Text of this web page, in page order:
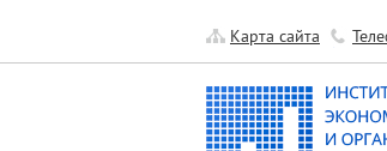
Карта сайта